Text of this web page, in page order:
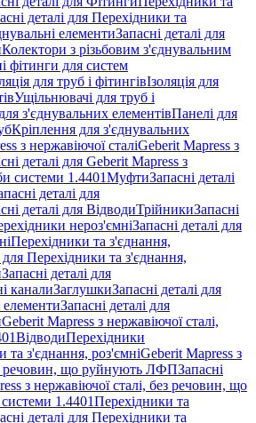
деталі для Перехідники та
елементиЗапасні деталі для
Колектори з різьбовим з'єднувальним
фітинги для систем
для труб і фітингівІзоляція для
Ущільнювачі для труб і
з'єднувальних елементівПанелі для
Кріплення для з'єднувальних
з нержавіючої сталіGeberit Mapress з
деталі для Geberit Mapress з
системи 1.4401МуфтиЗапасні деталі
деталі для
деталі для ВідводиТрійникиЗапасні
нероз'ємніЗапасні деталі для
Перехідники та з'єднання,
для Перехідники та з'єднання,
Запасні деталі для
каналиЗаглушкиЗапасні деталі для
елементиЗапасні деталі для
Geberit Mapress з нержавіючої сталі,
ВідводиПерехідники
та з'єднання, роз'ємніGeberit Mapress з
речовин, що руйнують ЛФПЗапасні
з нержавіючої сталі, без речовин, що
1.4401Перехідники та
деталі для Перехідники та